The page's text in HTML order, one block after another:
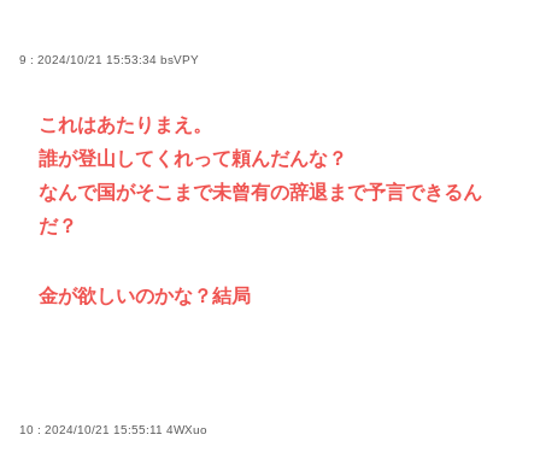
9 : 2024/10/21 15:53:34 bsVPY
これはあたりまえ。
誰が登山してくれって頼んだんな？
なんで国がそこまで未曾有の辞退まで予言できるん
だ？
金が欲しいのかな？結局
10 : 2024/10/21 15:55:11 4WXuo